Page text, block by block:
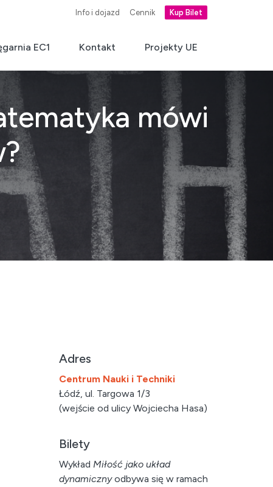
Info i dojazd Cennik Kup Bilet
EC1 Kontakt Projekty UE
mówi
Adres
Centrum Nauki i Techniki
Łódź, ul. Targowa 1/3
(wejście od ulicy Wojciecha Hasa)
Bilety
Wykład Miłość jako układ
dynamicznyodbywa się w ramach